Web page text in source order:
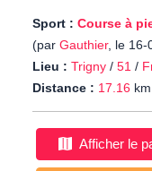
Sport : Course à
(par Gauthier, le 16-
Lieu : Trigny / 51 /
Distance : 17.16 km
Afficher le